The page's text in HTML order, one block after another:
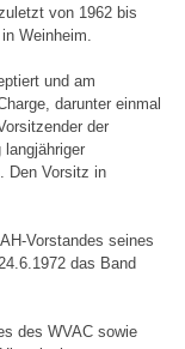
von 1962 bis
Weinheim.
und am
darunter einmal
der
langjähriger
Den Vorsitz in
Vorstandes seines
das Band
des WVAC sowie